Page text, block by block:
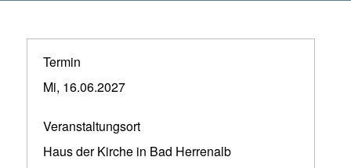
Termin
Mi, 16.06.2027
Veranstaltungsort
Haus der Kirche in Bad Herrenalb